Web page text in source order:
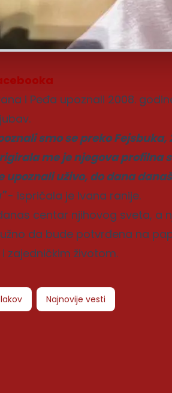
i Peđa upoznali 2008.
smo se preko
me je njegova profilna
upoznali uživo, do dana
- ispričala je Ivana ranije.
centar njihovog sveta, a
da bude potvrđena na
zajedničkim životom.
Najnovije vesti